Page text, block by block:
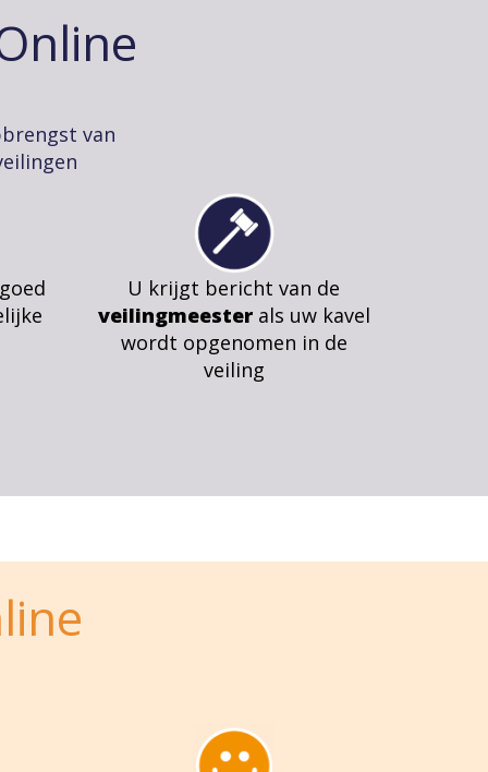
van
U krijgt bericht van de
veilingmeesterals uw kavel
wordt opgenomen in de
veiling